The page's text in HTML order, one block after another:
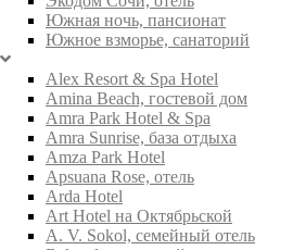
Южная ночь, пансионат
Южное взморье, санаторий
Alex Resort & Spa Hotel
Amina Beach, гостевой дом
Amra Park Hotel & Spa
Amra Sunrise, база отдыха
Amza Park Hotel
Apsuana Rose, отель
Arda Hotel
Art Hotel на Октябрьской
A. V. Sokol, семейный отель